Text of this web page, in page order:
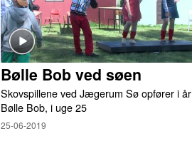
Bølle Bob ved søen
Skovspillene ved Jægerum Sø opfører i år
Bølle Bob, i uge 25
25-06-2019